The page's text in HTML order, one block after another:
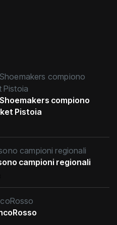
compiono
Pistoia
campioni regionali